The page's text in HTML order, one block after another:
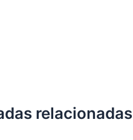
relacionadas